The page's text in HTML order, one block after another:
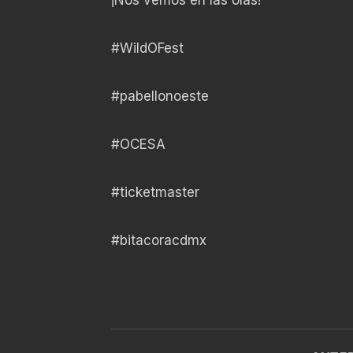
#WildOFest
#pabellonoeste
#OCESA
#ticketmaster
#bitacoracdmx